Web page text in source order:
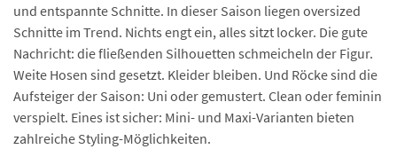
und entspannte Schnitte. In dieser Saison liegen oversized
Schnitte im Trend. Nichts engt ein, alles sitzt locker. Die gute
Nachricht: die fließenden Silhouetten schmeicheln der Figur.
Weite Hosen sind gesetzt. Kleider bleiben. Und Röcke sind die
Aufsteiger der Saison: Uni oder gemustert. Clean oder feminin
verspielt. Eines ist sicher: Mini- und Maxi-Varianten bieten
zahlreiche Styling-Möglichkeiten.